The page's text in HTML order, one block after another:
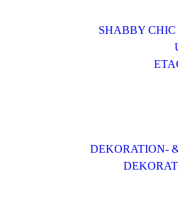
SHABBY
DEKORATION-